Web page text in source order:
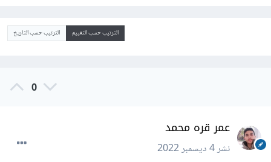
الترتيب حسب التقييم الترتيب حسب التاريخ
0
عمر قره محمد
نشر4 ديسمبر 2022